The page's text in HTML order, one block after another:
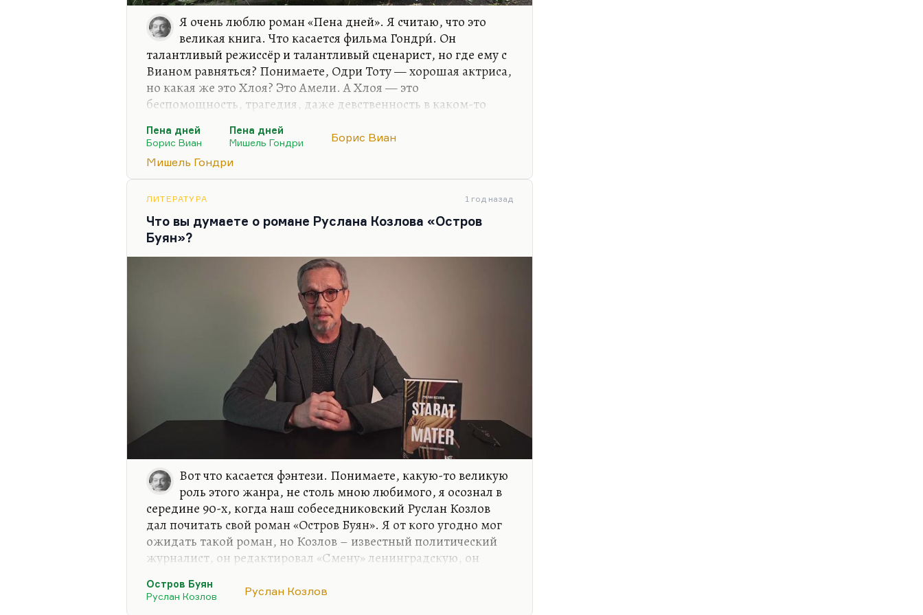
Я очень люблю роман «Пена дней». Я считаю, что это
великая книга. Что касается фильма Гондри́. Он
талантливый режиссёр и талантливый сценарист, но где ему с
Вианом равняться? Понимаете, Одри Тоту — хорошая актриса,
но какая же это Хлоя? Это Амели. А Хлоя — это
беспомощность, трагедия, даже девственность в каком-то
дней» не могу перечитывать без слёз — ну, таких внутренних.
Я помню, что я полюбил этот роман, прочитав крошечную
рецензию Адмони, вышедшую в «Новом мире». Роман же в
переводе Лунгиной и её учеников, она весь свой
переводческий семинар к этому привлекла. И сколько бы ни
было…
Пена дней
Борис Виан
Пена дней
Мишель Гондри
Борис Виан
Мишель Гондри
ЛИТЕРАТУРА 1 год назад
Что вы думаете о романе Руслана Козлова «Остров
Буян»?
Вот что касается фэнтези. Понимаете, какую-то великую
роль этого жанра, не столь мною любимого, я осознал в
середине 90-х, когда наш собеседниковский Руслан Козлов
дал почитать свой роман «Остров Буян». Я от кого угодно мог
ожидать такой роман, но Козлов – известный политический
журналист, он редактировал «Смену» ленинградскую, он
течение. Он был автором первого ответа Нине Андреевой на
«Не могу поступиться принципами». Когда все замерли,
Остров Буян
Руслан Козлов
Руслан Козлов